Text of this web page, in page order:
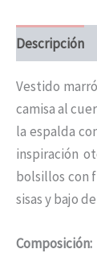
Descripción
Vestido
camisa al
la espalda
inspiración
bolsillos con
sisas y bajo
Composición: